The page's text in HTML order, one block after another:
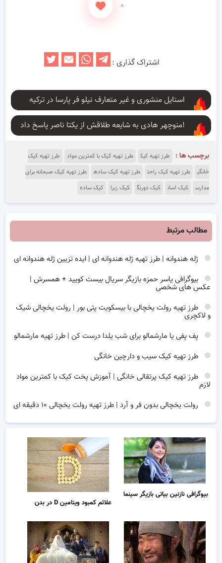
۰
اشتراک گذاری :
استایل منشوری و غیر متعارف نیلو فر پارسا در ترکیه
منوچهر هادی به شایعه طلاقش از یکتا ناصر پاسخ داد!
برچسب ها : طرز تهیه کیک طرز تهیه کیک با کمترین مواد
طرز تهیه کیک
خانگی
طرز تهیه کیک راحت طرز تهیه کیک ساده
طرز تهیه کیک صبحانه برای
مدارس
کیک اسان کیک دورنگ کیک زبرا کیک ساده
مطالب مرتبط
ژله هندوانه | طرز تهیه ژله هندوانه ای | ایده تزیین ژله هندوانه ای
بیوگرافی یاسر حمزه بازیگر سریال بیست کویید + همسرش |
عکس های شخصی
طرز تهیه رولت یخچالی با بیسکویت پتی بور | رولت یخچالی شیک
و لاکچری
پف پفی یا مارشمالو برای شب یلدا درست کن | طرز تهیه مارشمالو
طرز تهیه کیک سیب و دارچین خانگی
طرز تهیه کیک پرتقالی خانگی | آموزش پخت کیک با کمترین مواد
لازم
رولت یخچالی بدون فر و آرد | طرز تهیه رولت یخچالی ۱۰ دقیقه ای
بیوگرافی نازنین بیاتی بازیگر سینما
علائم کمبود ویتامین D در بدن